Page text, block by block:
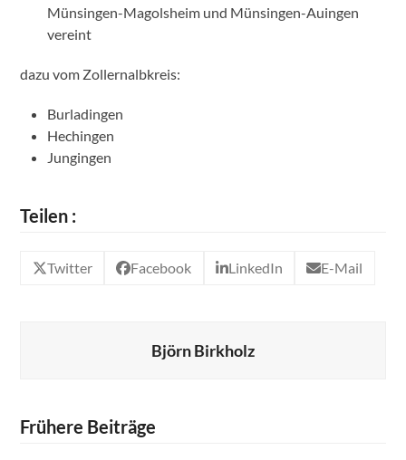
Münsingen-Magolsheim und Münsingen-Auingen
vereint
dazu vom Zollernalbkreis:
Burladingen
Hechingen
Jungingen
Teilen :
Twitter Facebook LinkedIn E-Mail
Björn Birkholz
Frühere Beiträge